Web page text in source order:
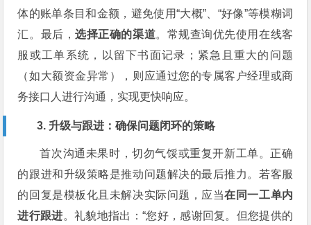
体的账单条目和金额，避免使用“大概”、“好像”等模糊词
汇。最后，选择正确的渠道。常规查询优先使用在线客
服或工单系统，以留下书面记录；紧急且重大的问题
（如大额资金异常），则应通过您的专属客户经理或商
务接口人进行沟通，实现更快响应。
3. 升级与跟进：确保问题闭环的策略
首次沟通未果时，切勿气馁或重复开新工单。正确
的跟进和升级策略是推动问题解决的最后推力。若客服
的回复是模板化且未解决实际问题，应当在同一工单内
进行跟进。礼貌地指出：“您好，感谢回复。但您提供的